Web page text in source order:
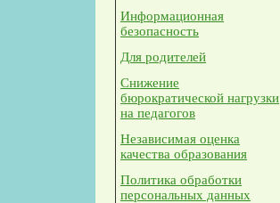
Информационная
безопасность
Для родителей
Снижение
бюрократической нагрузки
на педагогов
Независимая оценка
качества образования
Политика обработки
персональных данных